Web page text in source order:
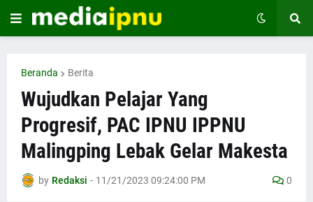
Beranda Berita
Wujudkan Pelajar Yang
Progresif, PAC IPNU IPPNU
Malingping Lebak Gelar Makesta
by Redaksi - 11/21/2023 09:24:00 PM 0